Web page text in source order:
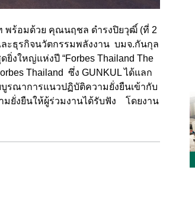
พร้อมด้วย คุณนฤชล ดำรงปิยวุฒิ์ (ที่ 2
ะธุรกิจนวัตกรรมพลังงาน บมจ.กันกุล
ยิ่งใหญ่แห่งปี “Forbes Thailand The
Thailand ซึ่ง GUNKUL ได้แลก
รณาการแนวปฏิบัติความยั่งยืนเข้ากับ
มยั่งยืนให้ผู้ร่วมงานได้รับฟัง โดยงาน